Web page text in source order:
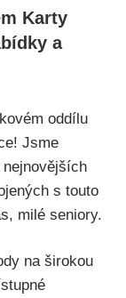
Karty
a
oddílu
Jsme
s touto
milé seniory.
na širokou